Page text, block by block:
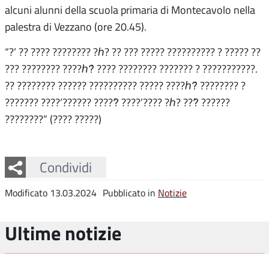
alcuni alunni della scuola primaria di Montecavolo nella
palestra di Vezzano (ore 20.45).
“?’ ?? ???? ???????? ?ℎ? ?? ??? ????? ?????????? ? ????? ??
??? ???????? ????ℎ?́ ???? ???????? ??????? ? ???????????.
?? ???????? ?????? ?????????? ????? ????ℎ?́ ???????? ?
??????? ????’?????? ?????̀ ????’???? ?ℎ? ???̀ ??????
????????” (???? ?????)
Condividi
Facebook
Twitter
Whatsapp
Modificato 13.03.2024 Pubblicato in Notizie
Ultime notizie